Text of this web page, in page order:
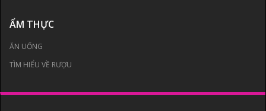
ẨM THỰC
ĂN UỐNG
TÌM HIỂU VỀ RƯỢU